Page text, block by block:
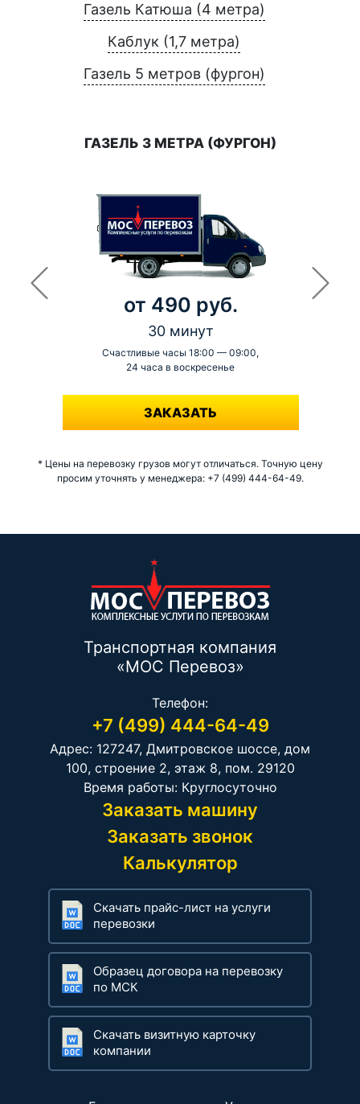
Газель Катюша (4 метра)
Каблук (1,7 метра)
Газель 5 метров (фургон)
ГАЗЕЛЬ 3 МЕТРА (ФУРГОН)
от 490 руб.
30 минут
Счастливые часы 18:00 — 09:00,
24 часа в воскресенье
-
ЗАКАЗАТЬ
* Цены на перевозку грузов могут отличаться. Точную цену
просим уточнять у менеджера: +7 (499) 444-64-49.
Транспортная компания
«МОС Перевоз»
Телефон:
+7 (499) 444-64-49
Адрес: 127247, Дмитровское шоссе, дом
100, строение 2, этаж 8, пом. 29120
Время работы: Круглосуточно
Заказать машину
Заказать звонок
Калькулятор
Скачать прайс-лист на услуги
перевозки
Образец договора на перевозку
по МСК
Скачать визитную карточку
компании